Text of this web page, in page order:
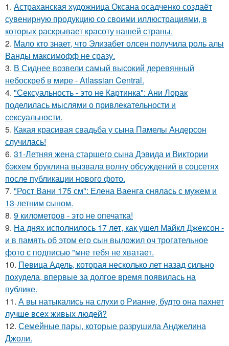
1. Астраханская художница Оксана осадченко создаёт
сувенирную продукцию со своими иллюстрациями, в
которых раскрывает красоту нашей страны.
2. Мало кто знает, что Элизабет олсен получила роль алы
Ванды максимофф не сразу.
3. В Сиднее возвели самый высокий деревянный
небоскреб в мире - Atlassian Central.
4. "Сексуальность - это не Картинка": Ани Лорак
поделилась мыслями о привлекательности и
сексуальности.
5. Какая красивая свадьба у сына Памелы Андерсон
случилась!
6. 31-Летняя жена старшего сына Дэвида и Виктории
бэкхем бруклина вызвала волну обсуждений в соцсетях
после публикации нового фото.
7. "Рост Вани 175 см": Елена Ваенга снялась с мужем и
13-летним сыном.
8. 9 километров - это не опечатка!
9. На днях исполнилось 17 лет, как ушел Майкл Джексон -
и в память об этом его сын выложил оч трогательное
фото с подписью "мне тебя не хватает.
10. Певица Адель, которая несколько лет назад сильно
похудела, впервые за долгое время появилась на
публике.
11. А вы натыкались на слухи о Рианне, будто она пахнет
лучше всех живых людей?
12. Семейные пары, которые разрушила Анджелина
Джоли.